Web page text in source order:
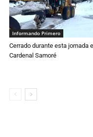
Informando Primero
Cerrado durante esta jornada
Cardenal Samoré